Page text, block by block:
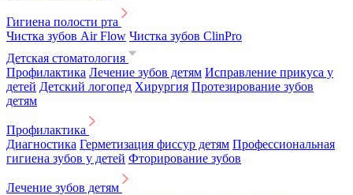
Гигиена полости рта
Чистка зубов Air Flow Чистка зубов ClinPro
Детская стоматология
Профилактика Лечение зубов детям Исправление прикуса у
детей Детский логопед Хирургия Протезирование зубов
детям
Профилактика
Диагностика Герметизация фиссур детям Профессиональная
гигиена зубов у детей Фторирование зубов
Лечение зубов детям